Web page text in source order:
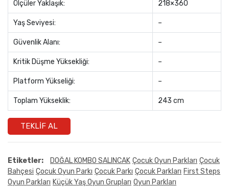
Ölçüler Yaklaşık: 218×360
Yaş Seviyesi: –
Güvenlik Alanı: –
Kritik Düşme Yüksekliği: –
Platform Yükseliği: –
Toplam Yükseklik: 243 cm
TEKLIF AL
Etiketler: DOĞAL KOMBO SALINCAK Çocuk Oyun Parkları Çocuk
Bahçesi Çocuk Oyun Parkı Çocuk Parkı Çocuk Parkları First Steps
Oyun Parkları Küçük Yaş Oyun Grupları Oyun Parkları